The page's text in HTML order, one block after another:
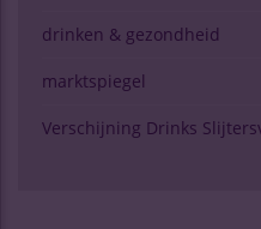
drinken & gezondheid
marktspiegel
Verschijning Drinks